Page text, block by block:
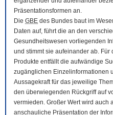
Präsentationsformen an.
Die GBE des Bundes baut im
Daten auf, führt die an den
Gesundheitswesen vorliegenden
und stimmt sie aufeinander ab. Für
Produkte entfällt die aufwändige
zugänglichen Einzelinformationen
Aussagekraft für das jeweilige
den überwiegenden Rückgriff auf
vermieden. Großer Wert wird auch
anschauliche Präsentation der